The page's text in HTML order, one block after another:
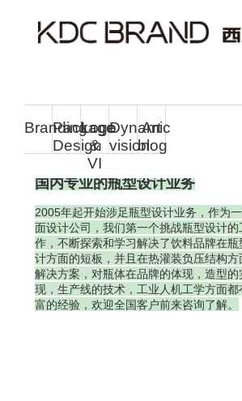
Branding
Package
Design
Logo
&
VI
Dynamic
vision
Art
blog
其他
瓶型设计
国内专业的瓶型设计业务
2005年起开始涉足瓶型设计业务，作为一
面设计公司，我们第一个挑战瓶型设计的
作，不断探索和学习解决了饮料品牌在瓶
计方面的短板，并且在热灌装负压结构方
解决方案，对瓶体在品牌的体现，造型的
现，生产线的技术，工业人机工学方面都
富的经验，欢迎全国客户前来咨询了解。